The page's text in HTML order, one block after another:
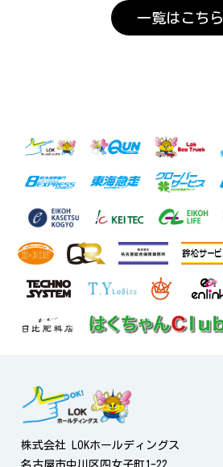
一覧はこちら
株式会社 LOKホールディングス
名古屋市中川区四女子町1-22